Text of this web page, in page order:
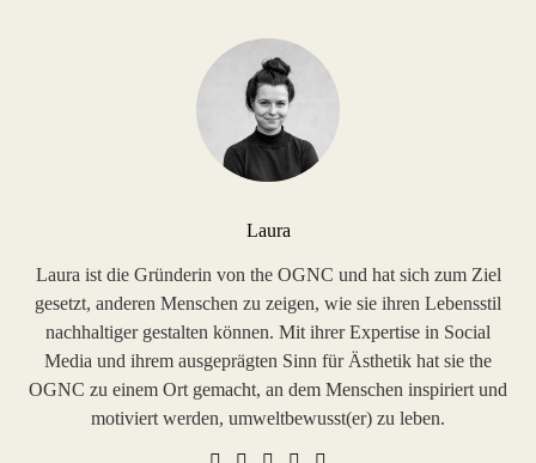
Laura
Laura ist die Gründerin von the OGNC und hat sich zum Ziel
gesetzt, anderen Menschen zu zeigen, wie sie ihren Lebensstil
nachhaltiger gestalten können. Mit ihrer Expertise in Social
Media und ihrem ausgeprägten Sinn für Ästhetik hat sie the
OGNC zu einem Ort gemacht, an dem Menschen inspiriert und
motiviert werden, umweltbewusst(er) zu leben.